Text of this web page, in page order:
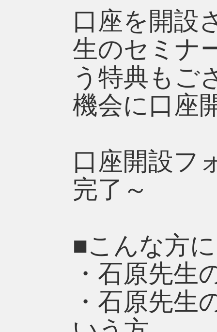
口座を開設
生のセミナ
う特典もご
機会に口座
口座開設フ
完了～
■こんな方
・石原先生
・石原先生